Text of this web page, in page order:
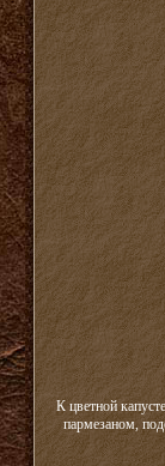
К цветной
пармезаном,